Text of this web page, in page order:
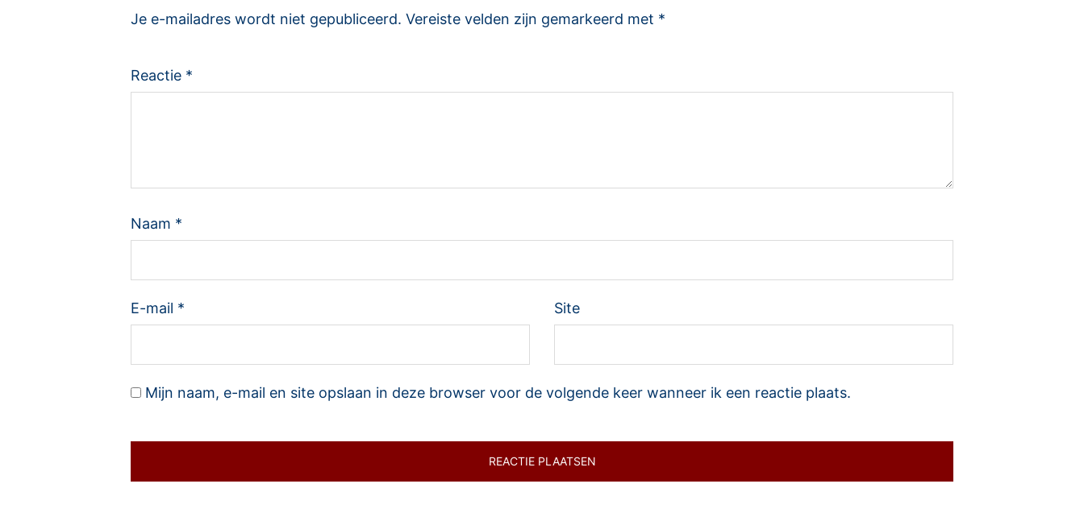
Je e-mailadres wordt niet gepubliceerd. Vereiste velden zijn gemarkeerd met *
Reactie *
Naam *
E-mail * Site
Mijn naam, e-mail en site opslaan in deze browser voor de volgende keer wanneer ik een reactie plaats.